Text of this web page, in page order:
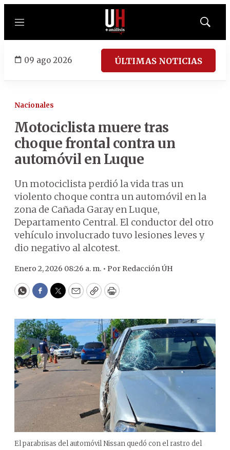
Menú
Mostrar
09 ago 2026 ÚLTIMAS NOTICIAS
Nacionales
Motociclista muere tras
choque frontal contra un
automóvil en Luque
Un motociclista perdió la vida tras un
violento choque contra un automóvil en la
zona de Cañada Garay en Luque,
Departamento Central. El conductor del otro
vehículo involucrado tuvo lesiones leves y
dio negativo al alcotest.
Enero 2, 2026 08:26 a. m. • Por Redacción ÚH
WhatsApp
Facebook
Twitter
EmailCopyPrint
El parabrisas del automóvil Nissan quedó con el rastro del